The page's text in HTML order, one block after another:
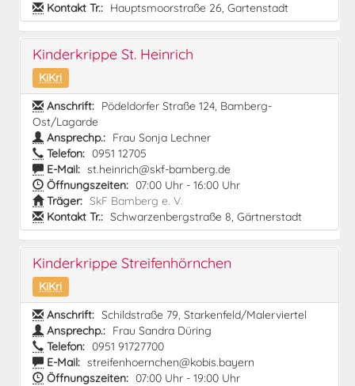
Kontakt Tr.: Hauptsmoorstraße 26, Gartenstadt
Kinderkrippe St. Heinrich
KiKri
Anschrift: Pödeldorfer Straße 124, Bamberg-
Ost/Lagarde
Ansprechp.: Frau Sonja Lechner
Telefon: 0951 12705
E-Mail: st.heinrich@skf-bamberg.de
Öffnungszeiten: 07:00 Uhr - 16:00 Uhr
Träger: SkF Bamberg e. V.
Kontakt Tr.: Schwarzenbergstraße 8, Gärtnerstadt
Kinderkrippe Streifenhörnchen
KiKri
Anschrift: Schildstraße 79, Starkenfeld/Malerviertel
Ansprechp.: Frau Sandra Düring
Telefon: 0951 91727700
E-Mail: streifenhoernchen@kobis.bayern
Öffnungszeiten: 07:00 Uhr - 19:00 Uhr